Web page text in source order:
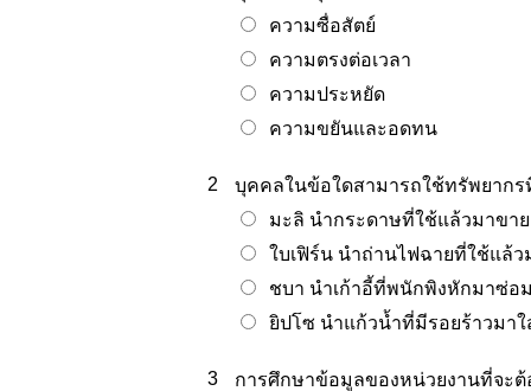
ความซื่อสัตย์
ความตรงต่อเวลา
ความประหยัด
ความขยันและอดทน
2
บุคคลในข้อใดสามารถใช้ทรัพยาก
มะลิ นำกระดาษที่ใช้แล้วมาขาย
ใบเฟิร์น นำถ่านไฟฉายที่ใช้แล้
ชบา นำเก้าอี้ที่พนักพิงหักมาซ่อ
ยิปโซ นำแก้วน้ำที่มีรอยร้าวมา
3
การศึกษาข้อมูลของหน่วยงานที่จะต้